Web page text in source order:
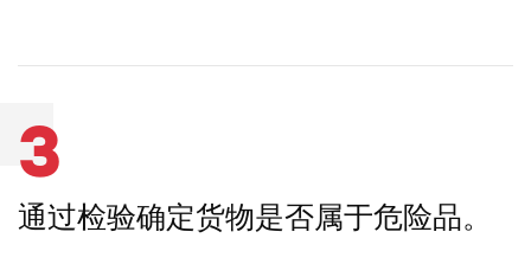
3
通过检验确定货物是否属于危险品。